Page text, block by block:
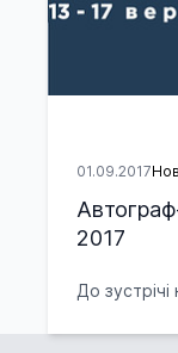
01.09.2017
2017
До